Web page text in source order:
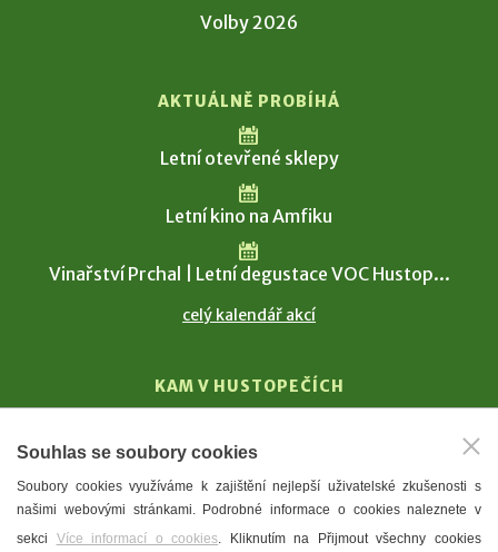
Volby 2026
AKTUÁLNĚ PROBÍHÁ
Letní otevřené sklepy
Letní kino na Amfiku
Vinařství Prchal | Letní degustace VOC Hustop...
celý kalendář akcí
KAM V HUSTOPEČÍCH
T. G. Masaryk
Mandloně
Ubytování
Souhlas se soubory cookies
Soubory cookies využíváme k zajištění nejlepší uživatelské zkušenosti s
našimi webovými stránkami. Podrobné informace o cookies naleznete v
sekci Více informací o cookies. Kliknutím na Přijmout všechny cookies